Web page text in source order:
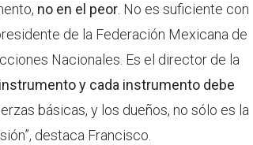
no en el peor . No es suficiente con
de la Federación Mexicana de
Nacionales. Es el director de la
y cada instrumento debe
básicas, y los dueños, no sólo es la
destaca Francisco.